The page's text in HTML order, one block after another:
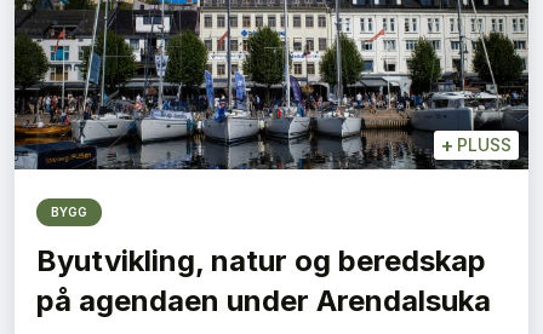
+ PLUSS
BYGG
Byutvikling, natur og beredskap
på agendaen under Arendalsuka